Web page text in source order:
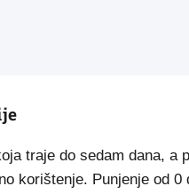
traje do sedam dana, a
korištenje. Punjenje od